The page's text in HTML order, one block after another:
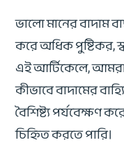
ভালো মানের বাদাম
করে অধিক পুষ্টিকর,
এই আর্টিকেলে,
কীভাবে বাদামের
বৈশিষ্ট্য পর্যবেক্ষণ
চিহ্নিত করতে পারি।